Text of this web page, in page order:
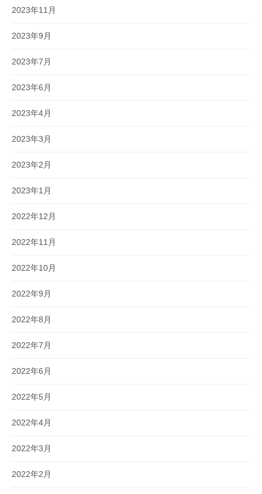
2023年11月
2023年9月
2023年7月
2023年6月
2023年4月
2023年3月
2023年2月
2023年1月
2022年12月
2022年11月
2022年10月
2022年9月
2022年8月
2022年7月
2022年6月
2022年5月
2022年4月
2022年3月
2022年2月